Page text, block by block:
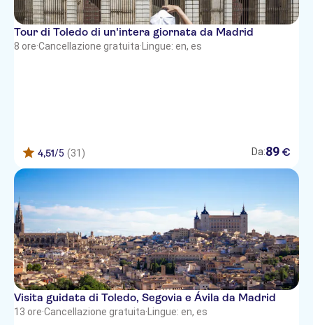
Tour di Toledo di un'intera giornata da Madrid
8 ore·Cancellazione gratuita· Lingue: en, es
4,51/5 (31) Da:89 €
Visita guidata di Toledo, Segovia e Ávila da Madrid
13 ore·Cancellazione gratuita· Lingue: en, es